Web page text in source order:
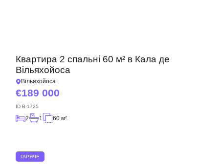
Квартира 2 спальні 60 м² в Кала де
Вільяхойоса
Вільяхойоса
189 000
ID B-1725
2 1 60 м²
ГАРЯЧЕ